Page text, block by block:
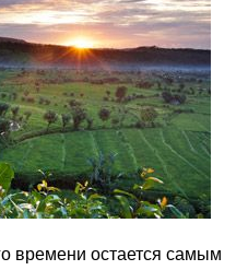
времени остается самым